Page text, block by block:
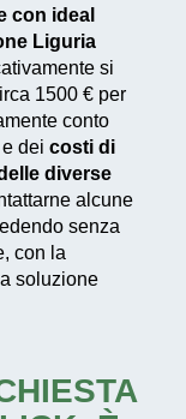
con ideal
Liguria
si
1500 € per
conto
dei costi di
diverse
alcune
senza
con la
soluzione